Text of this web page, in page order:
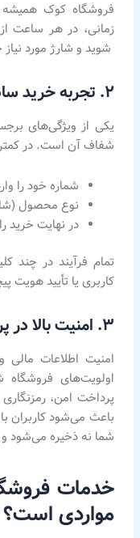
فروشگاه کوک
زمانی، در هر ساعت
شوید و شارژ مورد نیاز
۲. تجربه خرید ساده و بدون پیچیدگی
یکی از ویژگی‌های
شفاف آن است. در کمتر
شماره خود را
نوع محصول
در نهایت خرید
تمام فرآیند در چند
کاربری یا تأیید هویت
۳. امنیت بالا در پرداخت
امنیت اطلاعات مالی
اولویت‌های
پرداخت امن،
باعث می‌شود کاربران
شما نه ذخیره می‌شود
خدمات
مواردی است؟